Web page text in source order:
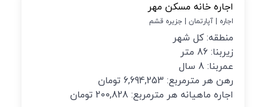
اجاره خانه مسکن مهر
اجاره | آپارتمان | جزیره قشم
منطقه: کل شهر
زیربنا: 86 متر
عمربنا: 8 سال
رهن هر مترمربع: 6,694,253 تومان
اجاره ماهیانه هر مترمربع: 200,828 تومان